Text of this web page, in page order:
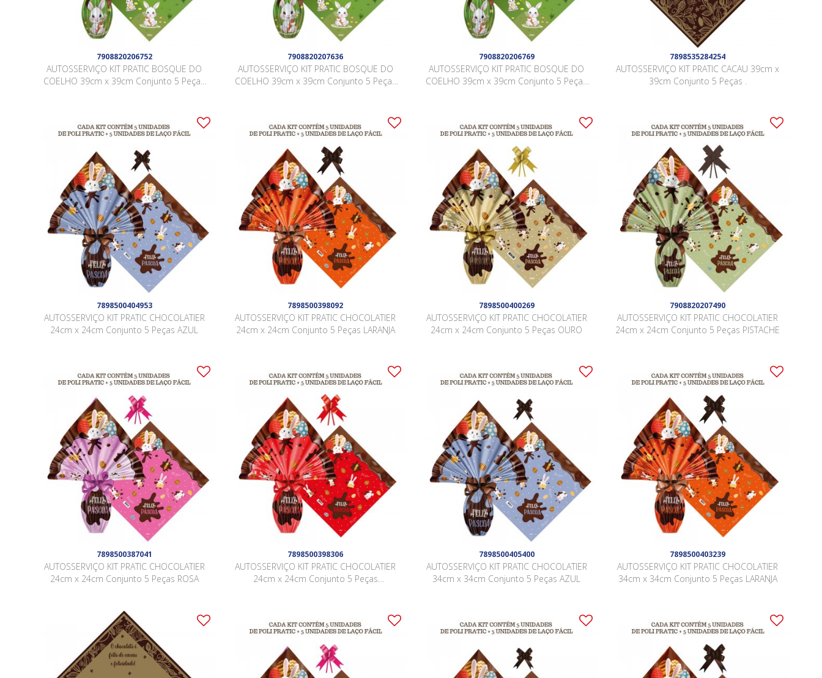
7908820206752
AUTOSSERVIÇO KIT PRATIC BOSQUE DO
COELHO 39cm x 39cm Conjunto 5 Peças
7908820207636
AUTOSSERVIÇO KIT PRATIC BOSQUE DO
COELHO 39cm x 39cm Conjunto 5 Peças
7908820206769
AUTOSSERVIÇO KIT PRATIC BOSQUE DO
COELHO 39cm x 39cm Conjunto 5 Peças
7898535284254
AUTOSSERVIÇO KIT PRATIC CACAU 39cm x
39cm Conjunto 5 Peças .
7898500404953
AUTOSSERVIÇO KIT PRATIC CHOCOLATIER
24cm x 24cm Conjunto 5 Peças AZUL
7898500398092
AUTOSSERVIÇO KIT PRATIC CHOCOLATIER
24cm x 24cm Conjunto 5 Peças LARANJA
7898500400269
AUTOSSERVIÇO KIT PRATIC CHOCOLATIER
24cm x 24cm Conjunto 5 Peças OURO
7908820207490
AUTOSSERVIÇO KIT PRATIC CHOCOLATIER
24cm x 24cm Conjunto 5 Peças PISTACHE
7898500387041
AUTOSSERVIÇO KIT PRATIC CHOCOLATIER
24cm x 24cm Conjunto 5 Peças ROSA
7898500398306
AUTOSSERVIÇO KIT PRATIC CHOCOLATIER
24cm x 24cm Conjunto 5 Peças
7898500405400
AUTOSSERVIÇO KIT PRATIC CHOCOLATIER
34cm x 34cm Conjunto 5 Peças AZUL
7898500403239
AUTOSSERVIÇO KIT PRATIC CHOCOLATIER
34cm x 34cm Conjunto 5 Peças LARANJA